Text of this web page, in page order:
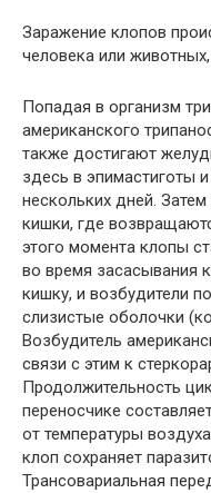
Заражение клопов
человека или
Попадая в организм
американского
также достигают
здесь в эпимастиготы
нескольких дней.
кишки, где
этого момента клопы
во время засасывания
кишку, и возбудители
слизистые оболочки
Возбудитель
связи с этим к
Продолжительность
переносчике
от температуры
клоп сохраняет
Трансовариальная